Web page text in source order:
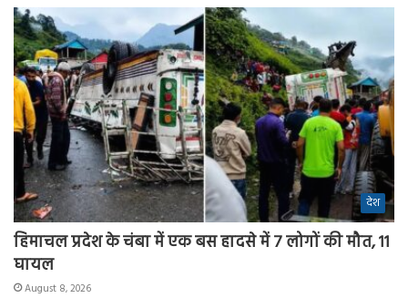
देश
हिमाचल प्रदेश के चंबा में एक बस हादसे में 7 लोगों की मौत, 11
घायल
August 8, 2026